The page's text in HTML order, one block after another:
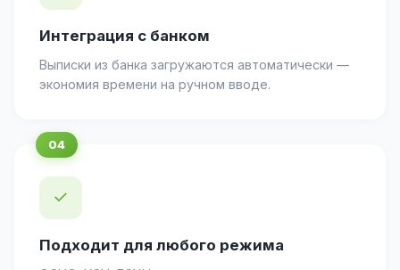
Интеграция с банком
Выписки из банка загружаются автоматически —
экономия времени на ручном вводе.
✓
Подходит для любого режима